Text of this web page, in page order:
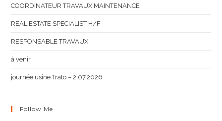
COORDINATEUR TRAVAUX MAINTENANCE
REAL ESTATE SPECIALIST H/F
RESPONSABLE TRAVAUX
à venir…
journée usine Trato – 2.07.2026
Follow Me